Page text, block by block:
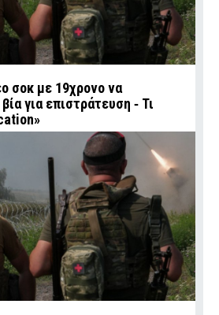
σοκ με 19χρονο να
για επιστράτευση ‑ Τι